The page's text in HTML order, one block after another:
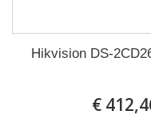
Hikvision DS-
€